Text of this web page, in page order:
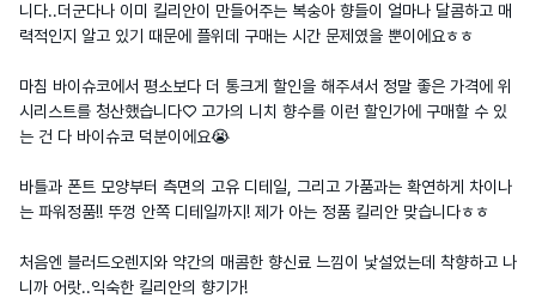
니다..더군다나 이미 킬리안이 만들어주는 복숭아 향들이 얼마나 달콤하고 매
력적인지 알고 있기 때문에 플위데 구매는 시간 문제였을 뿐이에요ㅎㅎ
마침 바이슈코에서 평소보다 더 통크게 할인을 해주셔서 정말 좋은 가격에 위
시리스트를 청산했습니다♡ 고가의 니치 향수를 이런 할인가에 구매할 수 있
는 건 다 바이슈코 덕분이에요😭
바틀과 폰트 모양부터 측면의 고유 디테일, 그리고 가품과는 확연하게 차이나
는 파워정품!! 뚜껑 안쪽 디테일까지! 제가 아는 정품 킬리안 맞습니다ㅎㅎ
처음엔 블러드오렌지와 약간의 매콤한 향신료 느낌이 낯설었는데 착향하고 나
니까 어랏..익숙한 킬리안의 향기가!